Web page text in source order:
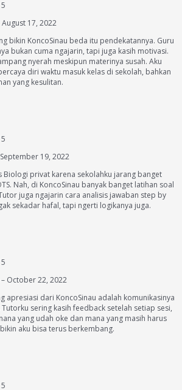
August 17, 2022
bikin KoncoSinau beda itu pendekatannya. Guru
bukan cuma ngajarin, tapi juga kasih motivasi.
nyerah meskipun materinya susah. Aku
diri waktu masuk kelas di sekolah, bahkan
yang kesulitan.
September 19, 2022
Biologi privat karena sekolahku jarang banget
Nah, di KoncoSinau banyak banget latihan soal
juga ngajarin cara analisis jawaban step by
sekadar hafal, tapi ngerti logikanya juga.
– October 22, 2022
apresiasi dari KoncoSinau adalah komunikasinya
sering kasih feedback setelah setiap sesi,
yang udah oke dan mana yang masih harus
aku bisa terus berkembang.